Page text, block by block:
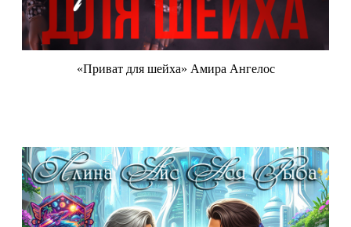
«Приват для шейха» Амира Ангелос